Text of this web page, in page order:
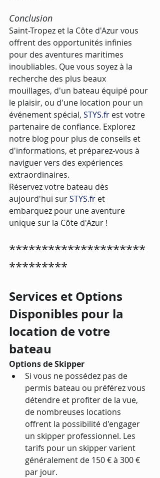
Conclusion
Saint-Tropez et la Côte d'Azur vous
offrent des opportunités infinies
pour des aventures maritimes
inoubliables. Que vous soyez à la
recherche des plus beaux
mouillages, d'un bateau équipé pour
le plaisir, ou d'une location pour un
événement spécial, STYS.fr est votre
partenaire de confiance. Explorez
notre blog pour plus de conseils et
d'informations, et préparez-vous à
naviguer vers des expériences
extraordinaires.
Réservez votre bateau dès
aujourd'hui sur STYS.fr et
embarquez pour une aventure
unique sur la Côte d'Azur !
*********************
*********
Services et Options
Disponibles pour la
location de votre
bateau
Options de Skipper
Si vous ne possédez pas de
permis bateau ou préférez vous
détendre et profiter de la vue,
de nombreuses locations
offrent la possibilité d'engager
un skipper professionnel. Les
tarifs pour un skipper varient
généralement de 150 € à 300 €
par jour.